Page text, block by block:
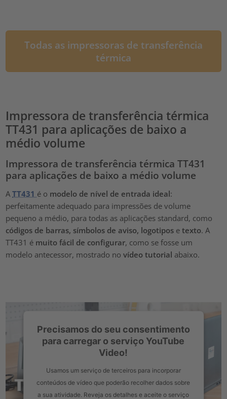
Todas as impressoras de transferência
térmica
Impressora de transferência térmica
TT431 para aplicações de baixo a
médio volume
Impressora de transferência térmica TT431
para aplicações de baixo a médio volume
ATT431 é o modelo de nível de entrada ideal:
perfeitamente adequado para impressões de volume
pequeno a médio, para todas as aplicações standard, como
códigos de barras, símbolos de aviso, logotipos etexto. A
TT431 é muito fácil de configurar, como se fosse um
modelo antecessor, mostrado novídeo tutorial abaixo.
Precisamos do seu consentimento
para carregar o serviço YouTube
Video!
Usamos um serviço de terceiros para incorporar
conteúdos de vídeo que poderão recolher dados sobre
a sua atividade. Reveja os detalhes e aceite o serviço